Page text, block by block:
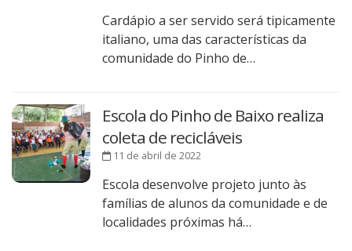
Cardápio a ser servido será tipicamente
italiano, uma das características da
comunidade do Pinho de…
Escola do Pinho de Baixo realiza
coleta de recicláveis
11 de abril de 2022
Escola desenvolve projeto junto às
famílias de alunos da comunidade e de
localidades próximas há…